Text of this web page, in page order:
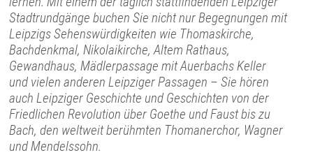
Stadtrundgänge buchen Sie nicht nur Begegnungen mit
Leipzigs Sehenswürdigkeiten wie Thomaskirche,
Bachdenkmal, Nikolaikirche, Altem Rathaus,
Gewandhaus, Mädlerpassage mit Auerbachs Keller
und vielen anderen Leipziger Passagen – Sie hören
auch Leipziger Geschichte und Geschichten von der
Friedlichen Revolution über Goethe und Faust bis zu
Bach, den weltweit berühmten Thomanerchor, Wagner
und Mendelssohn.